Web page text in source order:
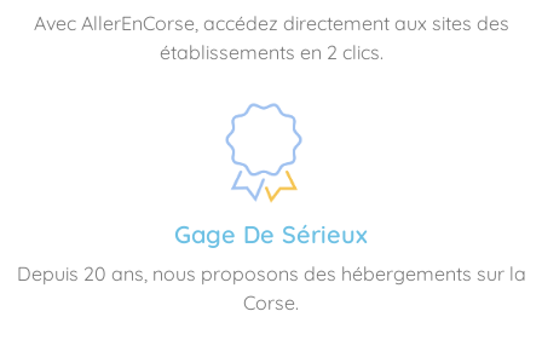
Avec AllerEnCorse, accédez directement aux sites des
établissements en 2 clics.
Gage De Sérieux
Depuis 20 ans, nous proposons des hébergements sur la
Corse.